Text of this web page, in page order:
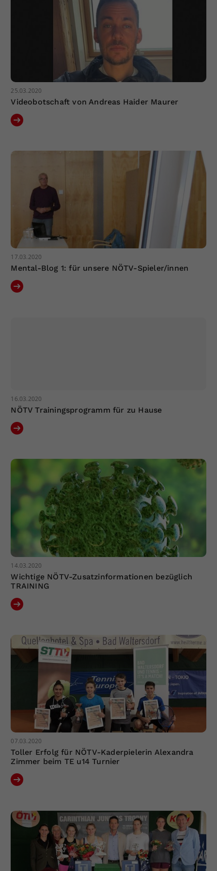
25.03.2020
Videobotschaft von Andreas Haider Maurer
17.03.2020
Mental-Blog 1: für unsere NÖTV-Spieler/innen
16.03.2020
NÖTV Trainingsprogramm für zu Hause
14.03.2020
Wichtige NÖTV-Zusatzinformationen bezüglich
TRAINING
07.03.2020
Toller Erfolg für NÖTV-Kaderpielerin Alexandra
Zimmer beim TE u14 Turnier
Dieser Wert speichert Ihre Consent-
Einstellungen. Unter anderem eine
zufällig generierte ID, für die
historische Speicherung Ihrer
vorgenommen Einstellungen, falls der
Webseiten-Betreiber dies eingestellt
hat.